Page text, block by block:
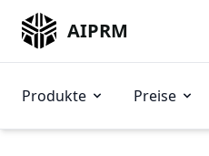
AIPRM
Produkte Preise